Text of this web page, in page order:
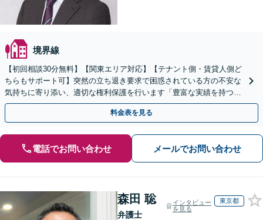
境界線
【初回相談30分無料】【関東エリア対応】【テナント側・賃貸人側ど
ちらもサポート可】突然の立ち退き要求で困惑されている方の不安な
気持ちに寄り添い、適切な権利保護を行います「豊富な実績を持つ弁
護士チームによる総合的サポート」【休日・夜間相談可】
料金表を見る
電話でお問い合わせ メールでお問い合わせ
森田 聡
弁護士
インタビュー
を見る
東京都